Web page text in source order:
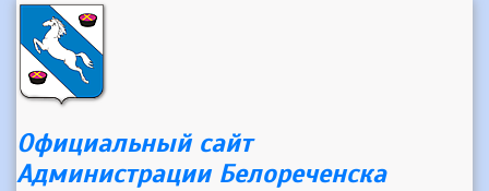
Официальный сайт
Администрации Белореченска